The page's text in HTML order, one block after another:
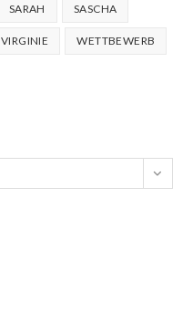
SARAH SASCHA
VIRGINIE WETTBEWERB